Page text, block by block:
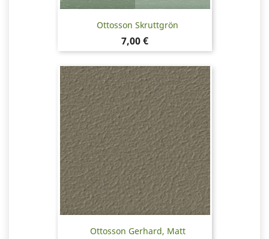
Ottosson Skruttgrön
Pris
7,00 €
Ottosson Gerhard, Matt